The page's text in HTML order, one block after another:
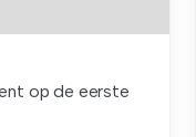
op de eerste